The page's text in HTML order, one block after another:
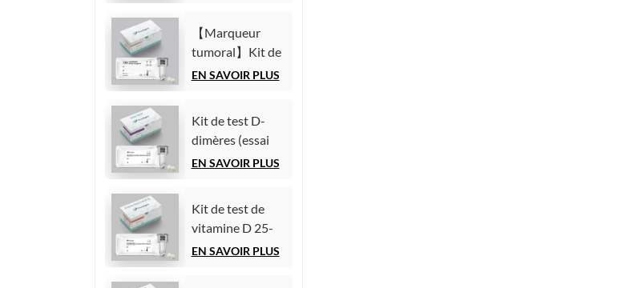
homogène)
(Immunoessai
par
chimiluminescence
【Marqueur
tumoral】Kit de
test de l'antigène
(Immunoessai
par
chimiluminescence
EN SAVOIR PLUS
Kit de test D-
dimères (essai
immunologique
homogène)
EN SAVOIR PLUS
Kit de test de
vitamine D 25-
hydroxy (essai
EN SAVOIR PLUS